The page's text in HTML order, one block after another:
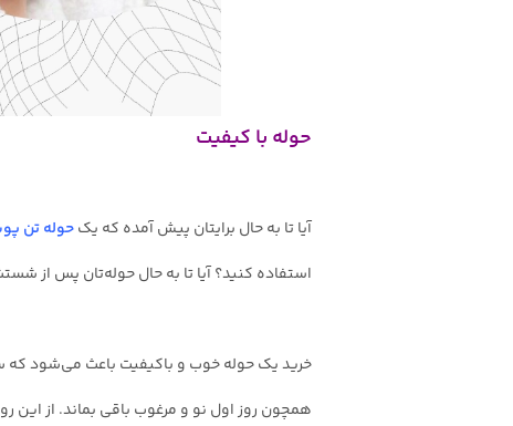
حوله با کیفیت
آیا تا به حال برایتان پیش آمده که یکحوله تن
استفاده کنید؟ آیا تا به حال حوله‌‌تان پس
خرید یک حوله خوب و باکیفیت باعث می‌شود که
همچون روز اول نو و مرغوب باقی بماند. از این